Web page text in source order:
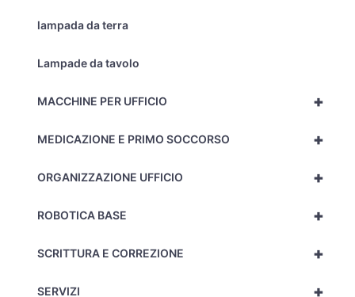
lampada da terra
Lampade da tavolo
+
MACCHINE PER UFFICIO
+
MEDICAZIONE E PRIMO SOCCORSO
+
ORGANIZZAZIONE UFFICIO
+
ROBOTICA BASE
+
SCRITTURA E CORREZIONE
+
SERVIZI